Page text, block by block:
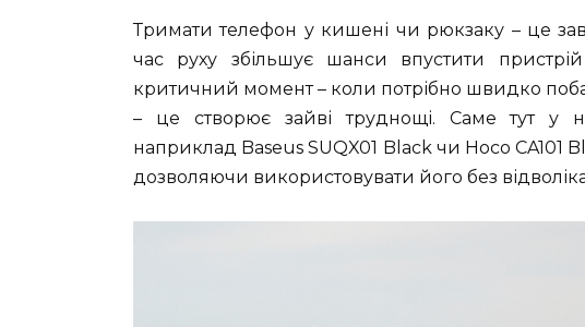
Тримати телефон у кишені чи рюкзаку – це
час руху збільшує шанси впустити
критичний момент – коли потрібно швидко
– це створює зайві труднощі. Саме тут у
наприклад Baseus SUQX01 Black чи Hoco CA101
дозволяючи використовувати його без